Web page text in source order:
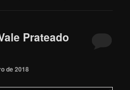
Prateado
de 2018